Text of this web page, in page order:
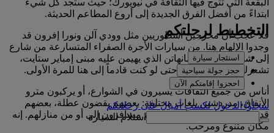
ابتداءً من أفضل الفرق الجديدة إلى أروع المطاعم الحديثة.
فلا عجب أن مخرجين أسطوريين مثل وودي آلن ونورا إفرون قد
وجدوا الإلهام هنا. من سيارات الأجرة الصفراء المتسارعة من شارع
إلى شارع، إلى أفق مانهاتن الذي يهيمن عليه مبنى إمباير ستايت،
تشعرك نيويورك بالألفة حتى لو كنت قادماً إلى هنا للمرة الأولى.
أناس من جميع الثقافات يسيرون في الشوارع، أو يركبون مترو
الأنفاق، مدردشين بلغات مختلفة: بعضهم يقضون عطلة، بعضهم
قدموا في رحلات عمل، وبعضهم مسافرون إلى أو من منازلهم. إنه
مكان متنوع ومرحب.
التخطيط لرحلتكم
استئجار سيارة
حجز جولة سياحية
احجزوا إقامتكم الآن
سجلوا الدخول لكسب أميالٍ على رحلاتكم
استلام السيارة